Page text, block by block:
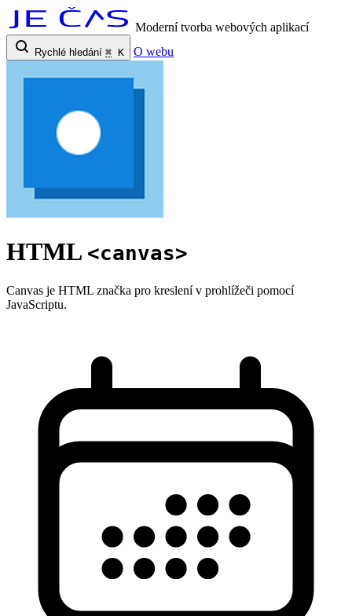
Moderní tvorba webových aplikací
Rychlé hledání ⌘ K O webu
HTML <canvas>
Canvas je HTML značka pro kreslení v prohlížeči pomocí
JavaScriptu.